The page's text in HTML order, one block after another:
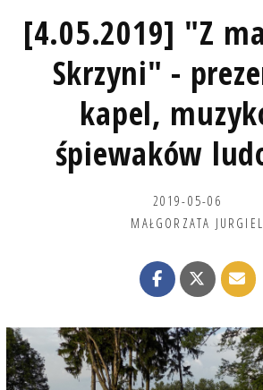
[4.05.2019] "Z
Skrzyni" -
kapel,
śpiewaków
2019-05-06
MAŁGORZATA JURGIEL